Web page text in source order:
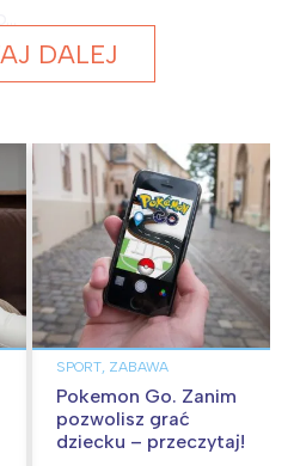
DALEJ
SPORT, ZABAWA
Pokemon Go. Zanim
pozwolisz grać
dziecku – przeczytaj!